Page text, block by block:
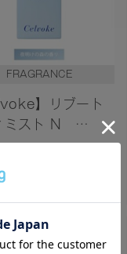
FRAGRANCE
】リブート
ミスト N
Forest 〈夜明け
香り〉
め商品